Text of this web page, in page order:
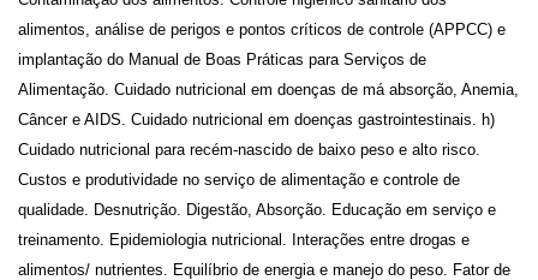
alimentos, análise de perigos e pontos críticos de controle (APPCC) e
implantação do Manual de Boas Práticas para Serviços de
Alimentação. Cuidado nutricional em doenças de má absorção, Anemia,
Câncer e AIDS. Cuidado nutricional em doenças gastrointestinais. h)
Cuidado nutricional para recém-nascido de baixo peso e alto risco.
Custos e produtividade no serviço de alimentação e controle de
qualidade. Desnutrição. Digestão, Absorção. Educação em serviço e
treinamento. Epidemiologia nutricional. Interações entre drogas e
alimentos/ nutrientes. Equilíbrio de energia e manejo do peso. Fator de